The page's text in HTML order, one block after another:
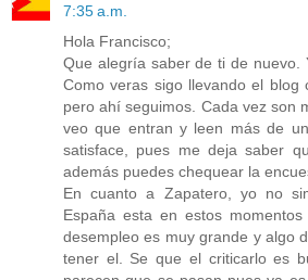
7:35 a.m.
Hola Francisco;
Que alegría saber de ti de nuevo.
Como veras sigo llevando el blog
pero ahí seguimos. Cada vez son
veo que entran y leen más de
satisface, pues me deja saber
además puedes chequear la
En cuanto a Zapatero, yo no
España esta en estos
desempleo es muy grande y algo
tener el. Se que el criticarlo es